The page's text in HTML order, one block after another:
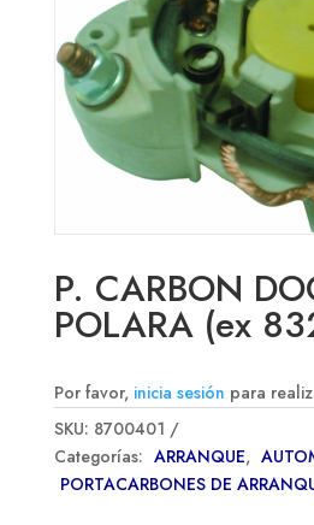
P. CARBON
POLARA (ex
Por favor, inicia sesión para
SKU: 8700401
Categorías: ARRANQUE,
PORTACARBONES DE